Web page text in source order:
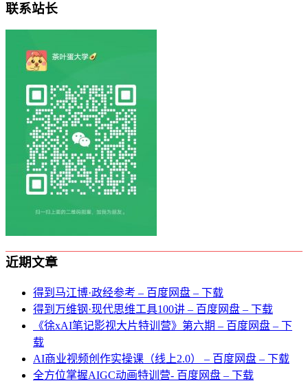
联系站长
近期文章
得到马江博·政经参考 – 百度网盘 – 下载
得到万维钢·现代思维⼯具100讲 – 百度网盘 – 下载
《徐xAI笔记影视大片特训营》第六期 – 百度网盘 – 下
载
AI商业视频创作实操课（线上2.0） – 百度网盘 – 下载
全方位掌握AIGC动画特训营- 百度网盘 – 下载